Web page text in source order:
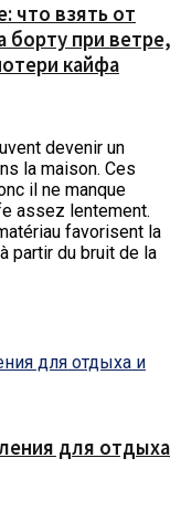
что взять от
борту при ветре,
кайфа
devenir un
la maison. Ces
il ne manque
assez lentement.
favorisent la
partir du bruit de la
для отдыха